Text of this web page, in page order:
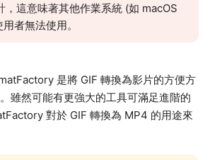
這意味著其他作業系統 (如 macOS
者無法使用。
是將 GIF 轉換為影片的方便方
雖然可能有更強大的工具可滿足進階的
對於 GIF 轉換為 MP4 的用途來